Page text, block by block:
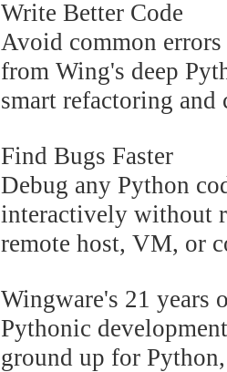
Write Better Code
Avoid common
from Wing's deep
smart refactoring
Find Bugs Faster
Debug any Python
interactively without
remote host, VM, or
Wingware's 21 years
Pythonic
ground up for